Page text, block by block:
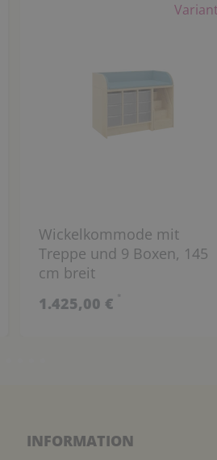
Wickelkommode mit
Treppe und 9 Boxen, 145
cm breit
1.425,00 € *
INFORMATION